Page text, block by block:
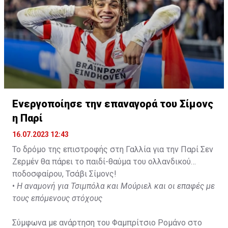
Ενεργοποίησε την επαναγορά του Σίμονς
η Παρί
16.07.2023 12:43
Το δρόμο της επιστροφής στη Γαλλία για την Παρί Σεν
Ζερμέν θα πάρει το παιδί-θαύμα του ολλανδικού
ποδοσφαίρου, Τσάβι Σίμονς!
• Η αναμονή για Τσιμπόλα και Μούριελ και οι επαφές με
τους επόμενους στόχους
Σύμφωνα με ανάρτηση του Φαμπρίτσιο Ρομάνο στο